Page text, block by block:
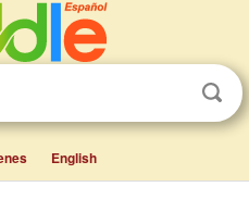
English